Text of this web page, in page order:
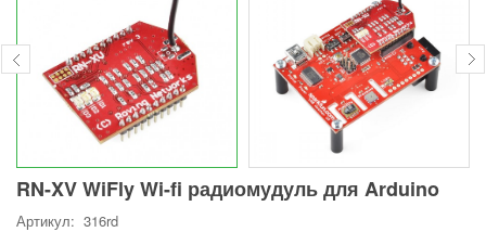
RN-XV WiFly Wi-fi радиомудуль для Arduino
Артикул: 316rd